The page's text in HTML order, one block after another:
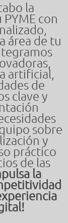
la
con
área de tu
artificial,
de
clave y
sobre
y
práctico
de las
la